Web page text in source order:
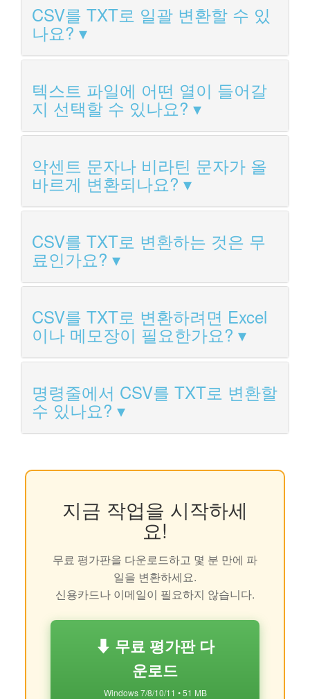
CSV를 TXT로 일괄 변환할 수 있
나요?
텍스트 파일에 어떤 열이 들어갈
지 선택할 수 있나요?
악센트 문자나 비라틴 문자가 올
바르게 변환되나요?
CSV를 TXT로 변환하는 것은 무
료인가요?
CSV를 TXT로 변환하려면 Excel
이나 메모장이 필요한가요?
명령줄에서 CSV를 TXT로 변환할
수 있나요?
지금 작업을 시작하세
요!
무료 평가판을 다운로드하고 몇 분 만에 파
일을 변환하세요.
신용카드나 이메일이 필요하지 않습니다.
⬇ 무료 평가판 다
운로드
Windows 7/8/10/11 • 51 MB